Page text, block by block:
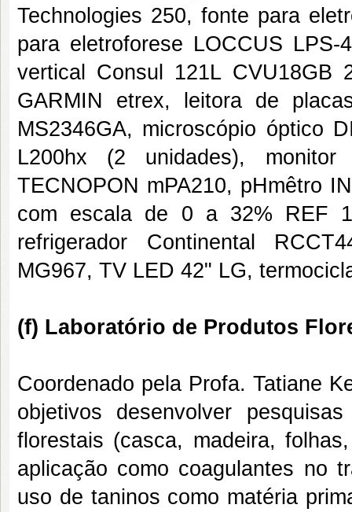
Technologies 250, fonte para
para eletroforese LOCCUS LPS-
vertical Consul 121L CVU18GB
GARMIN etrex, leitora de
MS2346GA, microscópio óptico
L200hx (2 unidades),
TECNOPON mPA210, pHmêtro
com escala de 0 a 32% REF
refrigerador Continental
MG967, TV LED 42" LG,
(f) Laboratório de Produtos
Coordenado pela Profa. Tatiane
objetivos desenvolver
florestais (casca, madeira,
aplicação como coagulantes no
uso de taninos como matéria